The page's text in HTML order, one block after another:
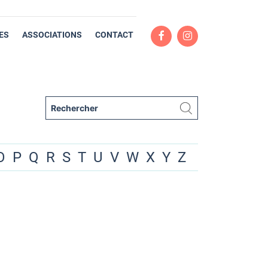
ASSOCIATIONS CONTACT
P Q R S T U V W X Y Z